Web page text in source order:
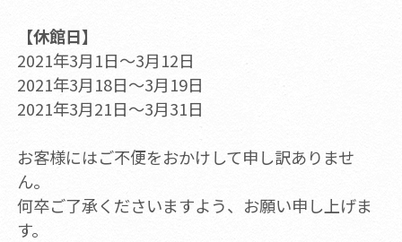
【休館日】
2021年3月1日～3月12日
2021年3月18日～3月19日
2021年3月21日～3月31日
お客様にはご不便をおかけして申し訳ありませ
ん。
何卒ご了承くださいますよう、お願い申し上げま
す。